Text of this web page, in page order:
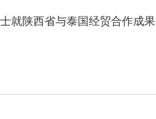
就陕西省与泰国经贸合作成果